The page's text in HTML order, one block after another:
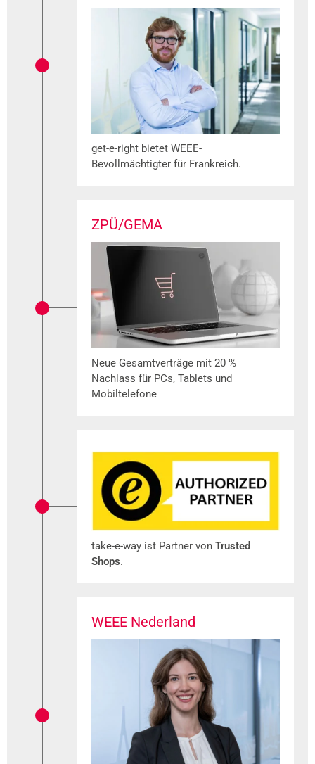
get-e-right bietet WEEE-
Bevollmächtigter für Frankreich.
ZPÜ/GEMA
Neue Gesamtverträge mit 20 %
Nachlass für PCs, Tablets und
Mobiltelefone
take-e-way ist Partner von Trusted
Shops.
WEEE Nederland